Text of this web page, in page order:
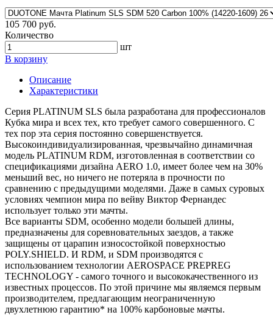
105 700 руб.
Количество
шт
В корзину
Описание
Характеристики
Серия PLATINUM SLS была разработана для профессионалов
Кубка мира и всех тех, кто требует самого совершенного. С
тех пор эта серия постоянно совершенствуется.
Высокоиндивидуализированная, чрезвычайно динамичная
модель PLATINUM RDM, изготовленная в соответствии со
спецификациями дизайна AERO 1.0, имеет более чем на 30%
меньший вес, но ничего не потеряла в прочности по
сравнению с предыдущими моделями. Даже в самых суровых
условиях чемпион мира по вейву Виктор Фернандес
использует только эти мачты.
Все варианты SDM, особенно модели большей длины,
предназначены для соревновательных заездов, а также
защищены от царапин износостойкой поверхностью
POLY.SHIELD. И RDM, и SDM производятся с
использованием технологии AEROSPACE PREPREG
TECHNOLOGY - самого точного и высококачественного из
известных процессов. По этой причине мы являемся первым
производителем, предлагающим неограниченную
двухлетнюю гарантию* на 100% карбоновые мачты.